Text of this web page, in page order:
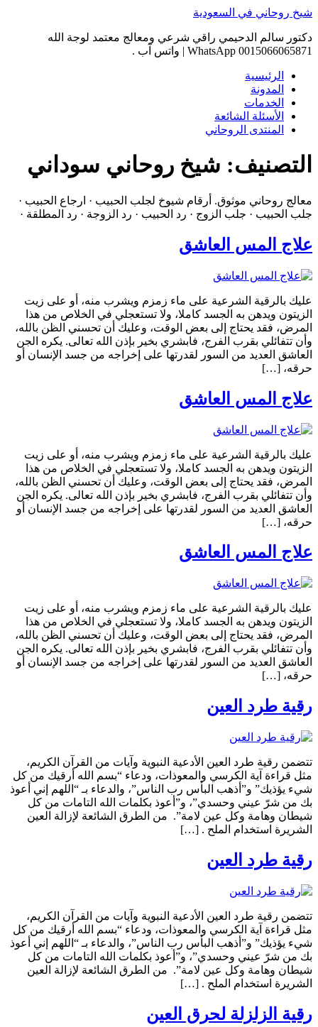
Skip
content
شيخ روحاني في السعودية
دكتور سالم الدحيمي راقي شرعي ومعالج معتمد لوجة الله
0015066065871 WhatsApp | واتس آب .
الرئيسية
المدونة
الخدمات
الأسئلة الشائعة
المنتدى الروحاني
التصنيف: شيخ روحاني سوداني
معالج روحاني موثوق. أرقام شيوخ لجلب الحبيب · ارجاع الحبيب ·
جلب الحبيب · جلب الزوج · رد الحبيب · رد الزوجة · رد المطلقة ·
علاج المس العاشق
عليك بالرقية الشرعية على ماء زمزم ويشرب منه، أو على زيت
الزيتون ويدهن به الجسد كاملا، ولا تستعجلي في الخلاص من هذا
المرض، فقد يحتاج إلى بعض الوقت، وعليك أن تحسني الظن بالله،
وأن تتفائلي بقرب الفرج، فابشري بخير بإذن الله تعالى. يكره الجن
العاشق العديد من السور لقدرتها على إخراجه من جسد الإنسان أو
حرقه، […]
علاج المس العاشق
عليك بالرقية الشرعية على ماء زمزم ويشرب منه، أو على زيت
الزيتون ويدهن به الجسد كاملا، ولا تستعجلي في الخلاص من هذا
المرض، فقد يحتاج إلى بعض الوقت، وعليك أن تحسني الظن بالله،
وأن تتفائلي بقرب الفرج، فابشري بخير بإذن الله تعالى. يكره الجن
العاشق العديد من السور لقدرتها على إخراجه من جسد الإنسان أو
حرقه، […]
علاج المس العاشق
عليك بالرقية الشرعية على ماء زمزم ويشرب منه، أو على زيت
الزيتون ويدهن به الجسد كاملا، ولا تستعجلي في الخلاص من هذا
المرض، فقد يحتاج إلى بعض الوقت، وعليك أن تحسني الظن بالله،
وأن تتفائلي بقرب الفرج، فابشري بخير بإذن الله تعالى. يكره الجن
العاشق العديد من السور لقدرتها على إخراجه من جسد الإنسان أو
حرقه، […]
رقية طرد العين
تتضمن رقية طرد العين الأدعية النبوية وآيات من القرآن الكريم،
مثل قراءة آية الكرسي والمعوذات، ودعاء “بسم الله أرقيك من كل
شيء يؤذيك” و”أذهب البأس رب الناس”، والدعاء بـ “اللهم إني أعوذ
بك من شرّ عيني وحسدي”، و”أعوذ بكلمات الله التامات من كل
شيطان وهامة وكل عين لامة”. من الطرق الشائعة لإزالة العين
الشريرة استخدام الملح . […]
رقية طرد العين
تتضمن رقية طرد العين الأدعية النبوية وآيات من القرآن الكريم،
مثل قراءة آية الكرسي والمعوذات، ودعاء “بسم الله أرقيك من كل
شيء يؤذيك” و”أذهب البأس رب الناس”، والدعاء بـ “اللهم إني أعوذ
بك من شرّ عيني وحسدي”، و”أعوذ بكلمات الله التامات من كل
شيطان وهامة وكل عين لامة”. من الطرق الشائعة لإزالة العين
الشريرة استخدام الملح . […]
رقية الزلزلة لحرق العين